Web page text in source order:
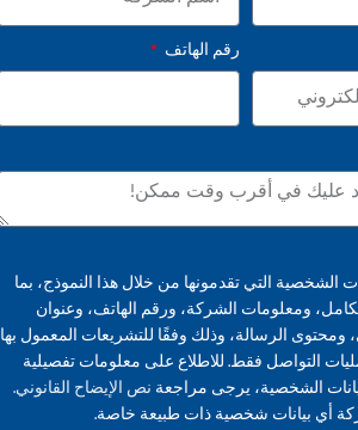
رقم الهاتف
الشخصية التي تقدمونها من خلال هذا النموذج، بما
ومعلومات الشركة، ورقم الهاتف، وعنوان
ومحتوى الرسالة، وذلك وفقًا للتشريعات المعمول بها
التواصل فقط. للاطلاع على معلومات تفصيلية
الشخصية، يرجى مراجعة نص الإيضاح القانوني.
أي بيانات شخصية ذات طبيعة خاصة.